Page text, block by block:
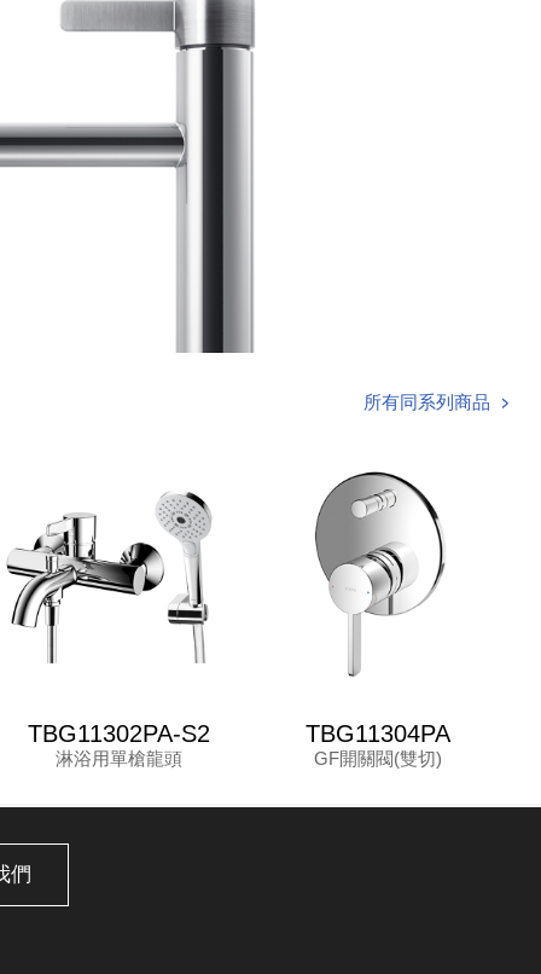
所有同系列商品
TBG11302PA-S2
淋浴用單槍龍頭
TBG11304PA
GF開關閥(雙切)
們